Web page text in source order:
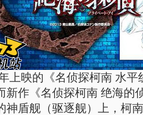
上映的《名侦探柯南 水
新作《名侦探柯南 绝海
神盾舰（驱逐舰）上，柯